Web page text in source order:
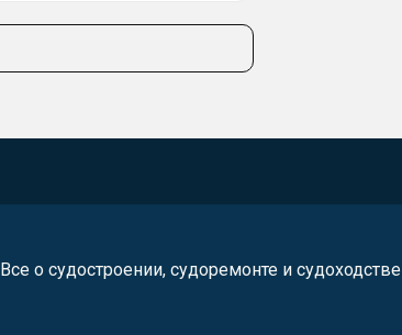
Все о судостроении, судоремонте и судоходстве